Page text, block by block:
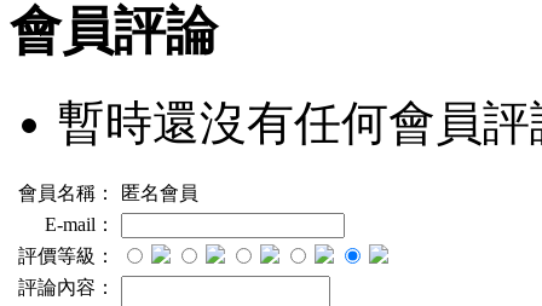
會員評論
暫時還沒有任何會員評
會員名稱：
匿名會員
E-mail：
評價等級：
評論內容：